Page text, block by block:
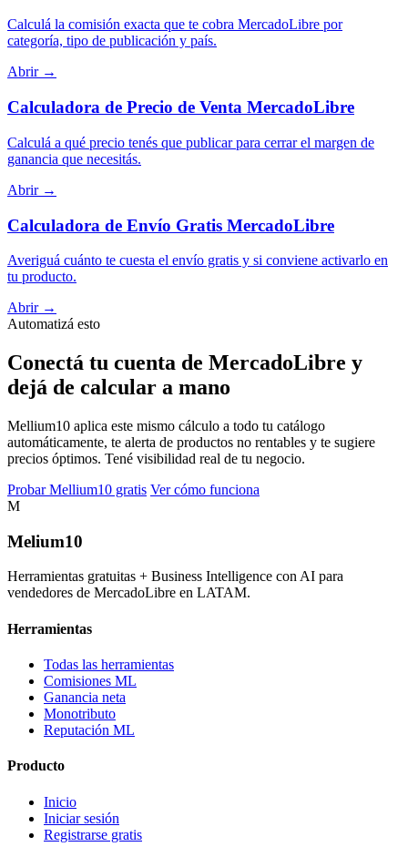
Calculá la comisión exacta que te cobra MercadoLibre por
categoría, tipo de publicación y país.
Abrir →
Calculadora de Precio de Venta MercadoLibre
Calculá a qué precio tenés que publicar para cerrar el margen de
ganancia que necesitás.
Abrir →
Calculadora de Envío Gratis MercadoLibre
Averiguá cuánto te cuesta el envío gratis y si conviene activarlo en
tu producto.
Abrir →
Automatizá esto
Conectá tu cuenta de MercadoLibre y
dejá de calcular a mano
Mellium10 aplica este mismo cálculo a todo tu catálogo
automáticamente, te alerta de productos no rentables y te sugiere
precios óptimos. Tené visibilidad real de tu negocio.
Probar Mellium10 gratis Ver cómo funciona
M
Melium10
Herramientas gratuitas + Business Intelligence con AI para
vendedores de MercadoLibre en LATAM.
Herramientas
Todas las herramientas
Comisiones ML
Ganancia neta
Monotributo
Reputación ML
Producto
Inicio
Iniciar sesión
Registrarse gratis